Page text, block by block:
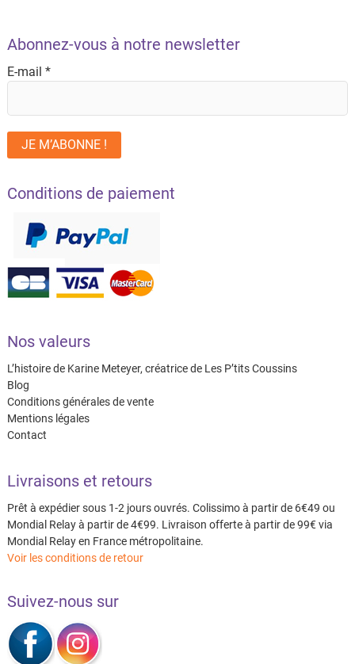
Abonnez-vous à notre newsletter
E-mail *
Conditions de paiement
Nos valeurs
L’histoire de Karine Meteyer, créatrice de Les P’tits Coussins
Blog
Conditions générales de vente
Mentions légales
Contact
Livraisons et retours
Prêt à expédier sous 1-2 jours ouvrés. Colissimo à partir de 6€49 ou
Mondial Relay à partir de 4€99. Livraison offerte à partir de 99€ via
Mondial Relay en France métropolitaine.
Voir les conditions de retour
Suivez-nous sur